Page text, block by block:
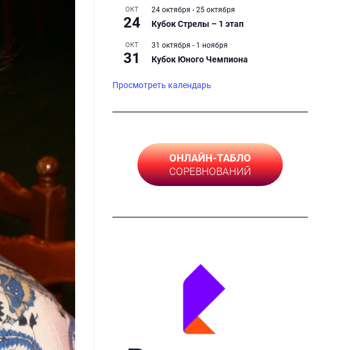
ОКТ
24
24 октября - 25 октября
Кубок Стрелы – 1 этап
ОКТ
31
31 октября - 1 ноября
Кубок Юного Чемпиона
Просмотреть календарь
ОНЛАЙН-ТАБЛО
СОРЕВНОВАНИЙ